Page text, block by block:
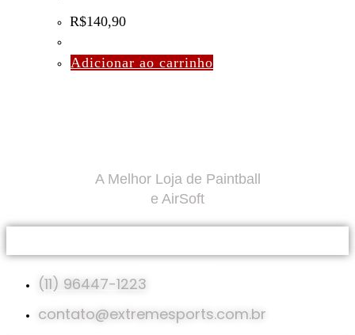
R$140,90
Adicionar ao carrinho
A Melhor Loja de Paintball
e AirSoft
(11) 96447-1223
contato@extremesports.com.br